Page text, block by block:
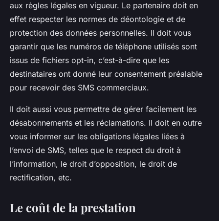
aux règles légales en vigueur. Le partenaire doit en
effet respecter les normes de déontologie et de
protection des données personnelles. Il doit vous
garantir que les numéros de téléphone utilisés sont
issus de fichiers opt-in, c’est-à-dire que les
destinataires ont donné leur consentement préalable
pour recevoir des SMS commerciaux.
Il doit aussi vous permettre de gérer facilement les
désabonnements et les réclamations. Il doit en outre
vous informer sur les obligations légales liées à
l’envoi de SMS, telles que le respect du droit à
l’information, le droit d’opposition, le droit de
rectification, etc.
Le coût de la prestation